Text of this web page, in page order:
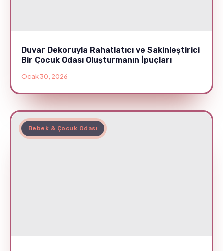
Duvar Dekoruyla Rahatlatıcı ve Sakinleştirici
Bir Çocuk Odası Oluşturmanın İpuçları
Ocak 30, 2026
Bebek & Çocuk Odası